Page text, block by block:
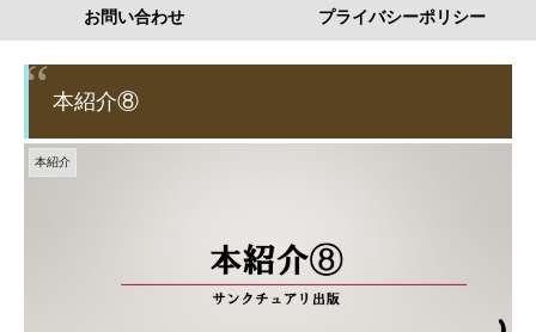
お問い合わせ プライバシーポリシー
本紹介⑧
本紹介